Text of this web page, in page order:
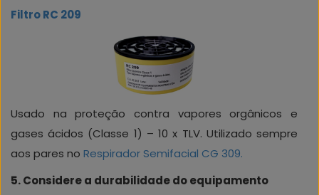
Filtro RC 209
Usado na proteção contra vapores orgânicos e
gases ácidos (Classe 1) – 10 x TLV. Utilizado sempre
aos pares no Respirador Semifacial CG 309.
5. Considere a durabilidade do equipamento